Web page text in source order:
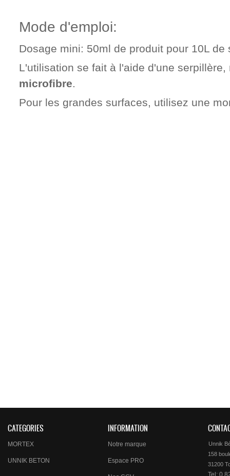
Mode d'emploi:
Dosage mini: 50ml de produit pour 10L de
L'utilisation se fait à l'aide d'une
microfibre.
Pour les grandes surfaces, utilisez une
CATEGORIES
MORTEX
UNNIK BETON
INFORMATION
Notre marque
Espace PRO
Unnik
158
Tel: 0